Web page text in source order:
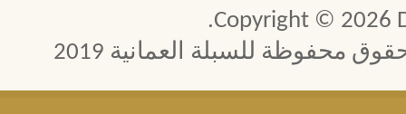
Copyright © 2026
محفوظة للسبلة العمانية 2019